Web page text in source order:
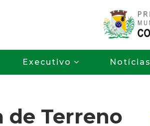
para
o
conteúdo
principal
P
r
Executivo Notícias
de Terreno